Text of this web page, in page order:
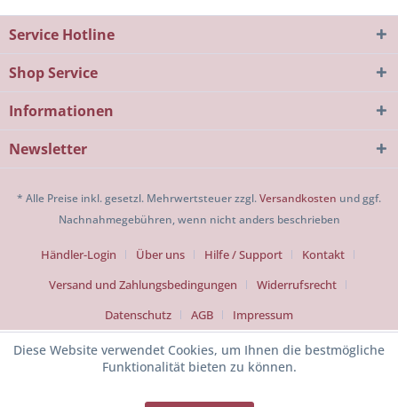
Service Hotline
Shop Service
Informationen
Newsletter
* Alle Preise inkl. gesetzl. Mehrwertsteuer zzgl.Versandkosten und ggf.
Nachnahmegebühren, wenn nicht anders beschrieben
Händler-Login Über uns Hilfe / Support
Kontakt
Versand und Zahlungsbedingungen
Widerrufsrecht
Datenschutz
AGB Impressum
Diese Website verwendet Cookies, um Ihnen die bestmögliche
Funktionalität bieten zu können.